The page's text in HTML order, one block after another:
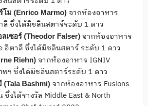
โม (Enrico Marmo) จากห้องอาหาร
ลี ซึ่งได้มิชลินสตาร์ระดับ 1 ดาว
เซอร์(Theodor Falser) จากห้องอาหาร
อิตาลี ซึ่งได้มิชลินสตาร์ ระดับ 1 ดาว
Riehn) จากห้องอาหาร IGNIV
พฯ ซึ่งได้มิชลินสตาร์ระดับ 1 ดาว
(Tala Bashmi) จากห้องอาหาร Fusions
ซึ่งได้รางวัล Middle East & North